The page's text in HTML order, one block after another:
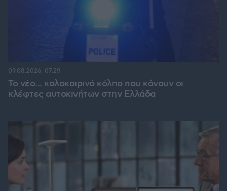
Το νέο... καλοκαιρινό κόλπο που κάνουν οι
κλέφτες αυτοκινήτων στην Ελλάδα
09.08.2026, 07:29